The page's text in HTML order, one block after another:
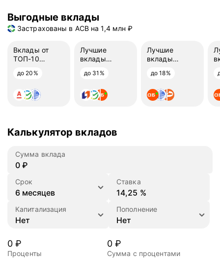
Выгодные вклады
Застрахованы в АСВ на 1,4 млн ₽
Вклады от
ТОП-10
до 20%
Лучшие
вклады
до 31%
Лучшие
вклады
до 18%
Калькулятор вкладов
₽
Сумма вклада
Срок
%
Ставка
Капитализация Пополнение
Проценты
0 ₽
Сумма с процентами
0 ₽